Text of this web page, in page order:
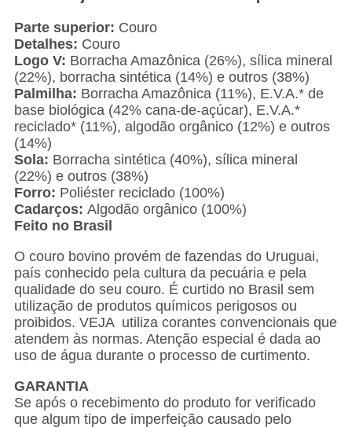
Parte superior: Couro
Detalhes: Couro
Logo V: Borracha Amazônica (26%), sílica mineral
(22%), borracha sintética (14%) e outros (38%)
Palmilha: Borracha Amazônica (11%), E.V.A.* de
base biológica (42% cana-de-açúcar), E.V.A.*
reciclado* (11%), algodão orgânico (12%) e outros
(14%)
Sola: Borracha sintética (40%), sílica mineral
(22%) e outros (38%)
Forro: Poliéster reciclado (100%)
Cadarços: Algodão orgânico (100%)
Feito no Brasil
O couro bovino provém de fazendas do Uruguai,
país conhecido pela cultura da pecuária e pela
qualidade do seu couro. É curtido no Brasil sem
utilização de produtos químicos perigosos ou
proibidos. VEJA utiliza corantes convencionais que
atendem às normas. Atenção especial é dada ao
uso de água durante o processo de curtimento.
GARANTIA
Se após o recebimento do produto for verificado
que algum tipo de imperfeição causado pelo